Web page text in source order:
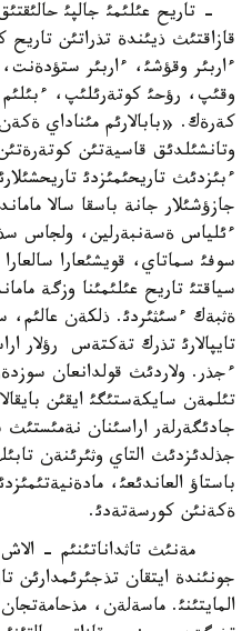
- تاريح عئلئمئ جالپئ
قازاقتئث ذيئندة تذراتئن تاريح
ءاربئر وقؤشئ، ءاربئر
وقئپ، رؤحئ كوتةرئلئپ، ءبئلئم
كةرةك. «بابالارئم مئناداي
وتانشئلدئق قاسيةتئن
ءبئزدئث تاريحئمئزدئ
جازؤشئلار جانة باسقا سالا
ءئلياس ةسةنبةرلين، ولجاس
سوفئ سماتاي، قويشئعارا
سياقتئ تاريح عئلئمئنا وزگة
ةثبةك ءسئثئردئ. ذلكةن عالئم،
تايپالارئ تذرك تةكتةس رؤلار
ءجذر. ولاردئث قولدانعان
تئلمةن سايكةستئگئ ايقئن
جادئگةرلةر اراسئنان
جذلدئزدئث التاي وثئرئنةن
باستاؤ العاندئعئ،
ةكةنئن كورسةتةدئ.
مةنئث تاثداناتئنئم - الاش
جونئندة ايتقان تذجئرئمدارئن
المايتئنئ. ماسةلةن،